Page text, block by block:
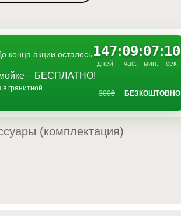
конца акции осталось147
дней
:09
час.
:07
мин.
:09
сек.
мойке – БЕСПЛАТНО!
в гранитной
300₴ БЕЗКОШТОВНО
(комплектация)